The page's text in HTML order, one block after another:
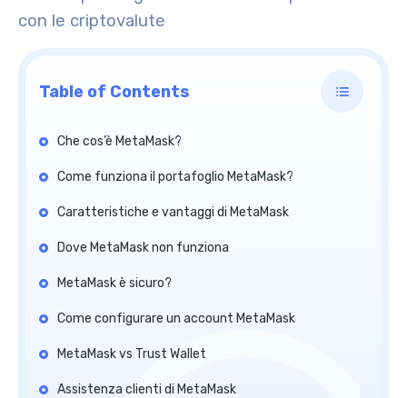
con le criptovalute
Table of Contents
Che cos’è MetaMask?
Come funziona il portafoglio MetaMask?
Caratteristiche e vantaggi di MetaMask
Dove MetaMask non funziona
MetaMask è sicuro?
Come configurare un account MetaMask
MetaMask vs Trust Wallet
Assistenza clienti di MetaMask